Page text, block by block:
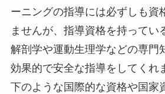
ーニングの指導には必ずしも資
ませんが、指導資格を持ってい
解剖学や運動生理学などの専門
効果的で安全な指導をしてくれ
下のような国際的な資格や国家